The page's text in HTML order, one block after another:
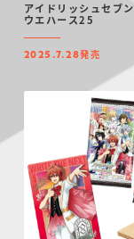
アイドリッシュセブン
ウエハース25
2025.7.28発売